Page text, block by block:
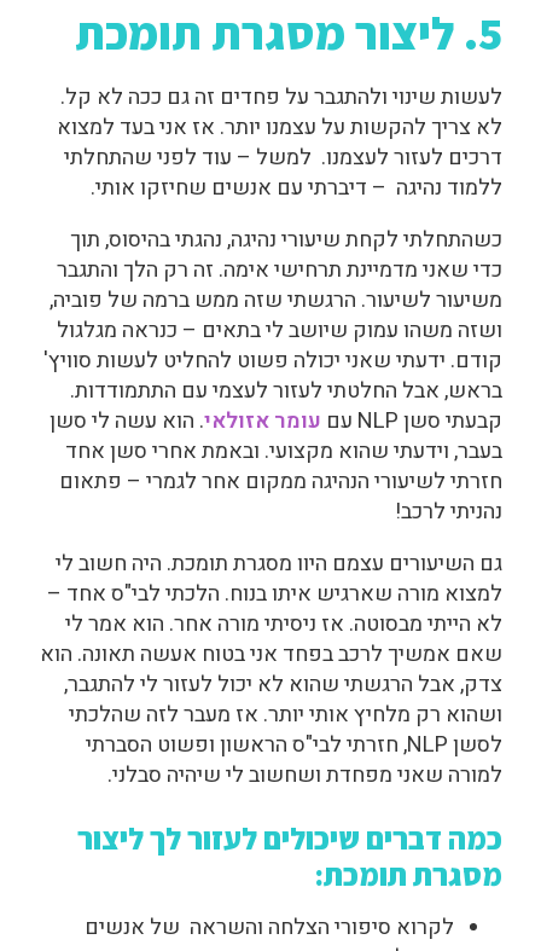
5. ליצור מסגרת תומכת
לעשות שינוי ולהתגבר על פחדים זה גם ככה לא קל.
לא צריך להקשות על עצמנו יותר. אז אני בעד למצוא
דרכים לעזור לעצמנו. למשל – עוד לפני שהתחלתי
ללמוד נהיגה – דיברתי עם אנשים שחיזקו אותי.
כשהתחלתי לקחת שיעורי נהיגה, נהגתי בהיסוס, תוך
כדי שאני מדמיינת תרחישי אימה. זה רק הלך והתגבר
משיעור לשיעור. הרגשתי שזה ממש ברמה של פוביה,
ושזה משהו עמוק שיושב לי בתאים – כנראה מגלגול
קודם. ידעתי שאני יכולה פשוט להחליט לעשות סוויץ'
בראש, אבל החלטתי לעזור לעצמי עם התתמודדות.
קבעתי סשן NLP עם
עומר אזולאי. הוא עשה לי סשן
בעבר, וידעתי שהוא מקצועי. ובאמת אחרי סשן אחד
חזרתי לשיעורי הנהיגה ממקום אחר לגמרי – פתאום
נהניתי לרכב!
גם השיעורים עצמם היוו מסגרת תומכת. היה חשוב לי
למצוא מורה שארגיש איתו בנוח. הלכתי לבי"ס אחד –
לא הייתי מבסוטה. אז ניסיתי מורה אחר. הוא אמר לי
שאם אמשיך לרכב בפחד אני בטוח אעשה תאונה. הוא
צדק, אבל הרגשתי שהוא לא יכול לעזור לי להתגבר,
ושהוא רק מלחיץ אותי יותר. אז מעבר לזה שהלכתי
לסשן NLP, חזרתי לבי"ס הראשון ופשוט הסברתי
למורה שאני מפחדת ושחשוב לי שיהיה סבלני.
כמה דברים שיכולים לעזור לך ליצור
מסגרת תומכת:
לקרוא סיפורי הצלחה והשראה של אנשים